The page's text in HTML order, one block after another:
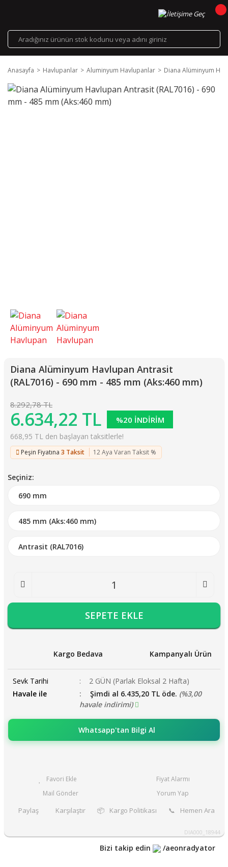
Anasayfa Havlupanlar Aluminyum Havlupanlar Diana Alüminyum
Diana Alüminyum Havlupan Antrasit
(RAL7016) - 690 mm - 485 mm (Aks:460 mm)
8.292,78 TL
6.634,22 TL %20 İNDİRİM
668,95 TL den başlayan taksitlerle!
Peşin Fiyatına 3 Taksit 12 Aya Varan Taksit %
Seçiniz:
SEPETE EKLE
Kargo Bedava Kampanyalı Ürün
Sevk Tarihi
2 GÜN (Parlak Eloksal 2 Hafta)
Havale ile
Şimdi al 6.435,20 TL öde. (%3,00
havale indirimi)
Whatsapp'tan Bilgi Al
Fiyat Alarmı
Mail Gönder
Yorum Yap
Paylaş Karşılaştır 📦 Kargo Politikası 📞 Hemen Ara
DIA000_18944
Bizi takip edin /aeonradyator